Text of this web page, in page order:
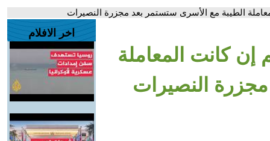
الطيبة مع الأسرى ستستمر بعد مجزرة النصيرات
إن كانت المعاملة
النصيرات
اخر الافلام